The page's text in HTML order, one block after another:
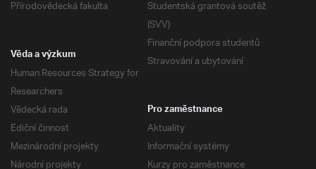
Přírodovědecká fakulta
Studentská grantová soutěž
(SVV)
Finanční podpora studentů
Stravování a ubytování
Věda a výzkum
Human Resources Strategy for
Researchers
Vědecká rada
Ediční činnost
Mezinárodní projekty
Pro zaměstnance
Aktuality
Informační systémy